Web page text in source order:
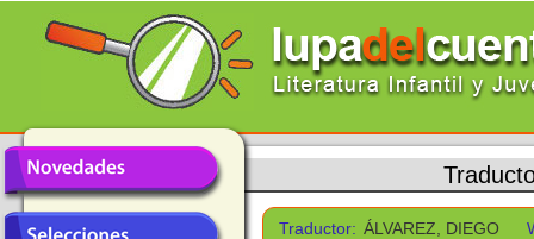
Traductor: ÁLVAREZ, DIEGO